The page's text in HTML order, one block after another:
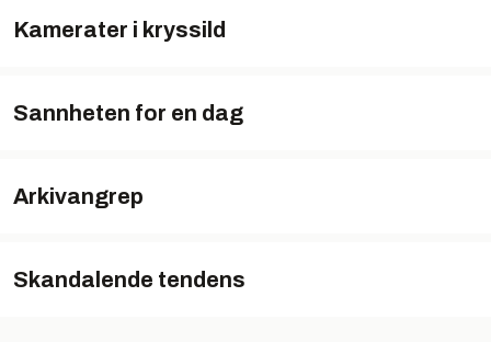
Kamerater i kryssild
Sannheten for en dag
Arkivangrep
Skandalende tendens